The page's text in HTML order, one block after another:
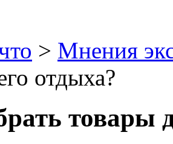
> Мнения
отдыха?
товары